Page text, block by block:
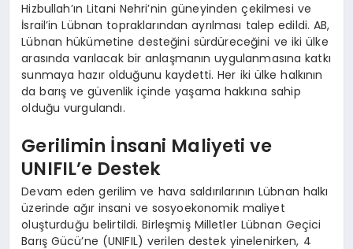
Hizbullah’ın Litani Nehri’nin güneyinden çekilmesi ve
İsrail’in Lübnan topraklarından ayrılması talep edildi. AB,
Lübnan hükümetine desteğini sürdüreceğini ve iki ülke
arasında varılacak bir anlaşmanın uygulanmasına katkı
sunmaya hazır olduğunu kaydetti. Her iki ülke halkının
da barış ve güvenlik içinde yaşama hakkına sahip
olduğu vurgulandı.
Gerilimin İnsani Maliyeti ve
UNIFIL’e Destek
Devam eden gerilim ve hava saldırılarının Lübnan halkı
üzerinde ağır insani ve sosyoekonomik maliyet
oluşturduğu belirtildi. Birleşmiş Milletler Lübnan Geçici
Barış Gücü’ne (UNIFIL) verilen destek yinelenirken, 4